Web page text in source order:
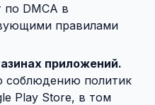
по DMCA в
правилами
приложений.
соблюдению политик
Play Store, в том